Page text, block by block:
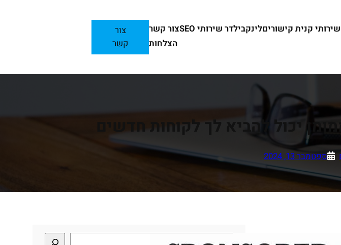
קנית קישוריםלינקבילדר שירותי SEO
צור קשר
הצלחות
צור
קשר
יכול להביא לך לקוחות חדשים
ספטמבר 13, 2024